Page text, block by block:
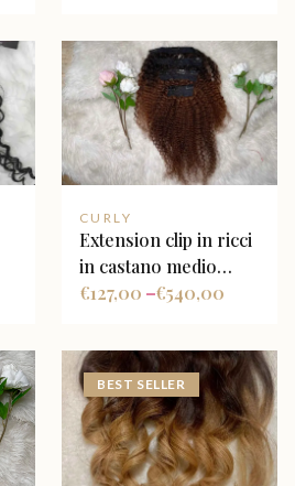
CURLY
Extension clip in ricci
in castano medio
kinky curly
127,00
€ – 540,00
€
BEST SELLER